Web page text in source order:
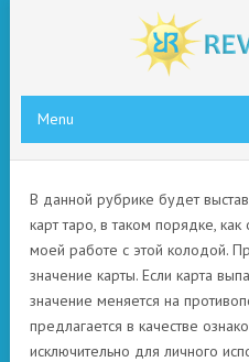
Menu
В данной рубрике будет
карт таро, в таком порядке,
моей работе с этой колодой.
значение карты. Если карта
значение меняется на
предлагается в качестве
исключительно для личного